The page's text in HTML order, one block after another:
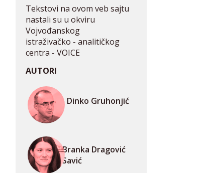
Tekstovi na ovom veb sajtu
nastali su u okviru
Vojvođanskog
istraživačko - analitičkog
centra - VOICE
AUTORI
Dinko Gruhonjić
Branka Dragović
Savić